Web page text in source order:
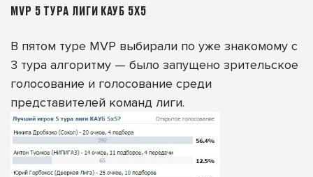
MVP 5 ТУРА ЛИГИ КАУБ 5Х5
В пятом туре MVP выбирали по уже знакомому с
3 тура алгоритму — было запущено зрительское
голосование и голосование среди
представителей команд лиги.